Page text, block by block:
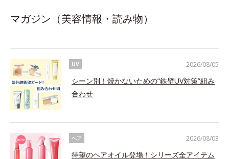
マガジン（美容情報・読み物）
UV
シーン別！焼かないための“鉄壁UV対策”組み
合わせ
2026/08/05
ヘア
待望のヘアオイル登場！シリーズ全アイテム
2026/08/03